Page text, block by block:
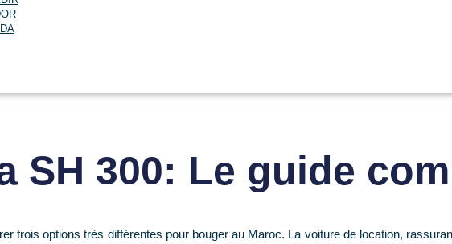
SH 300: Le guide
trois options très différentes pour bouger au Maroc. La voiture de location,